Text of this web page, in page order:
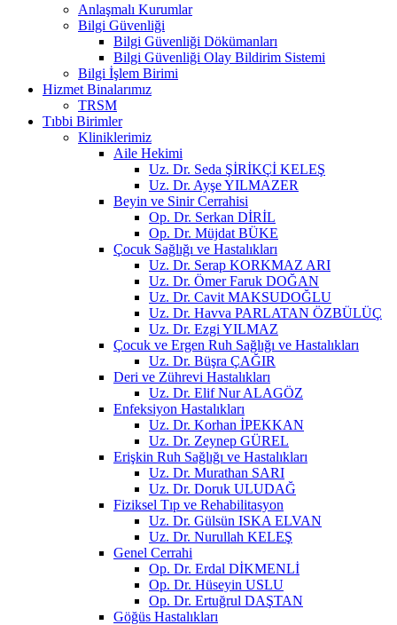
Anlaşmalı Kurumlar
Bilgi Güvenliği
Bilgi Güvenliği Dökümanları
Bilgi Güvenliği Olay Bildirim Sistemi
Bilgi İşlem Birimi
Hizmet Binalarımız
TRSM
Tıbbi Birimler
Kliniklerimiz
Aile Hekimi
Uz. Dr. Seda ŞİRİKÇİ KELEŞ
Uz. Dr. Ayşe YILMAZER
Beyin ve Sinir Cerrahisi
Op. Dr. Serkan DİRİL
Op. Dr. Müjdat BÜKE
Çocuk Sağlığı ve Hastalıkları
Uz. Dr. Serap KORKMAZ ARI
Uz. Dr. Ömer Faruk DOĞAN
Uz. Dr. Cavit MAKSUDOĞLU
Uz. Dr. Havva PARLATAN ÖZBÜLÜÇ
Uz. Dr. Ezgi YILMAZ
Çocuk ve Ergen Ruh Sağlığı ve Hastalıkları
Uz. Dr. Büşra ÇAĞIR
Deri ve Zührevi Hastalıkları
Uz. Dr. Elif Nur ALAGÖZ
Enfeksiyon Hastalıkları
Uz. Dr. Korhan İPEKKAN
Uz. Dr. Zeynep GÜREL
Erişkin Ruh Sağlığı ve Hastalıkları
Uz. Dr. Murathan SARI
Uz. Dr. Doruk ULUDAĞ
Fiziksel Tıp ve Rehabilitasyon
Uz. Dr. Gülsün ISKA ELVAN
Uz. Dr. Nurullah KELEŞ
Genel Cerrahi
Op. Dr. Erdal DİKMENLİ
Op. Dr. Hüseyin USLU
Op. Dr. Ertuğrul DAŞTAN
Göğüs Hastalıkları